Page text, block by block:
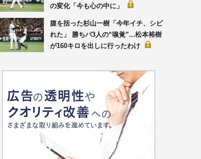
の変化「今も心の中に」
腹を括った杉山一樹「今年イチ、シビ
れた」 勝ちパ3人の“嗅覚”...松本裕樹
が160キロを出しに行ったわけ